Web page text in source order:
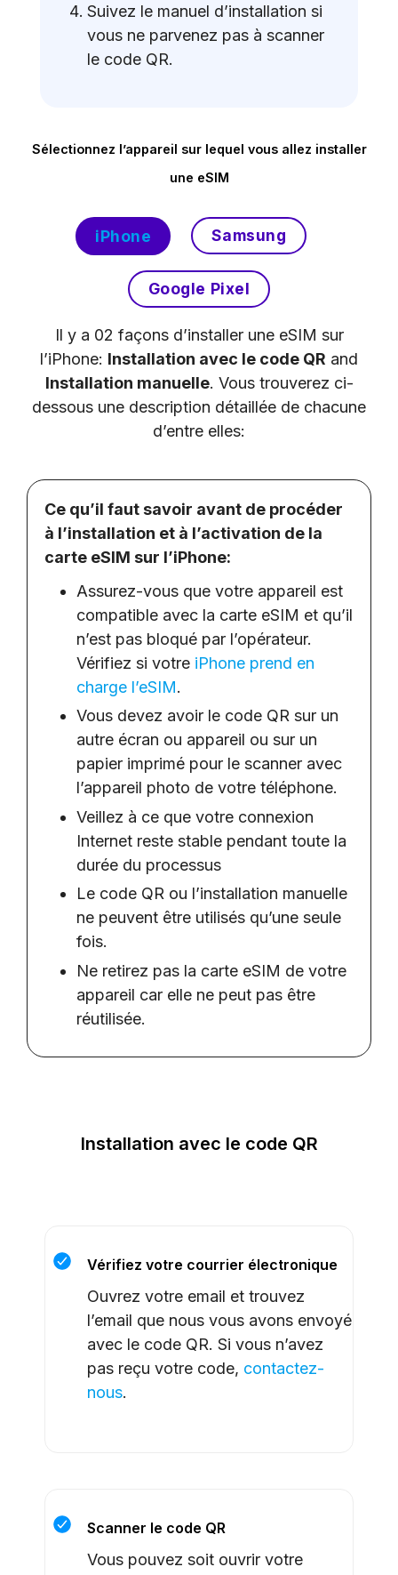
Suivez le manuel d’installation si
vous ne parvenez pas à scanner
le code QR.
Sélectionnez l’appareil sur lequel vous allez installer
une eSIM
iPhone Samsung
Google Pixel
Il y a 02 façons d’installer une eSIM sur
l’iPhone: Installation avec le code QR and
Installation manuelle. Vous trouverez ci-
dessous une description détaillée de chacune
d’entre elles:
Ce qu’il faut savoir avant de procéder
à l’installation et à l’activation de la
carte eSIM sur l’iPhone:
Assurez-vous que votre appareil est
compatible avec la carte eSIM et qu’il
n’est pas bloqué par l’opérateur.
Vérifiez si votre iPhone prend en
charge l’eSIM.
Vous devez avoir le code QR sur un
autre écran ou appareil ou sur un
papier imprimé pour le scanner avec
l’appareil photo de votre téléphone.
Veillez à ce que votre connexion
Internet reste stable pendant toute la
durée du processus
Le code QR ou l’installation manuelle
ne peuvent être utilisés qu’une seule
fois.
Ne retirez pas la carte eSIM de votre
appareil car elle ne peut pas être
réutilisée.
Installation avec le code QR
Vérifiez votre courrier électronique
Ouvrez votre email et trouvez
l’email que nous vous avons envoyé
avec le code QR. Si vous n’avez
pas reçu votre code, contactez-
nous.
Scanner le code QR
Vous pouvez soit ouvrir votre